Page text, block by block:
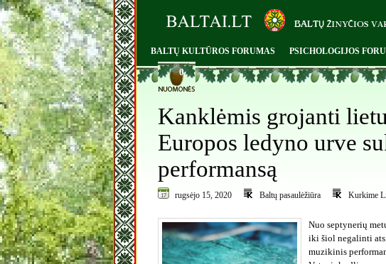
BALTŲ KULTŪROS FORUMAS PSICHOLOGIJOS
0
Kanklėmis grojanti
Europos ledyno urve
performansą
rugsėjo 15, 2020 Baltų pasaulėžiūra Kurkime
Nuo septynerių
iki šiol negalinti
muzikinis